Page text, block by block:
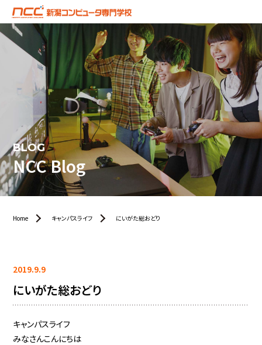
BLOG
NCC Blog
Home キャンパスライフ にいがた総おどり
2019.9.9
にいがた総おどり
キャンパスライフ
みなさんこんにちは